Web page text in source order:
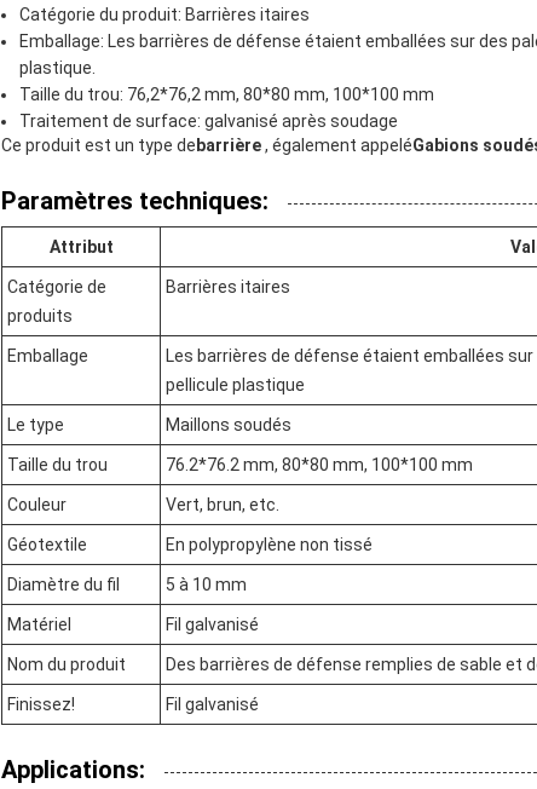
Catégorie du produit: Barrières itaires
Emballage: Les barrières de défense étaient emballées sur des
plastique.
Taille du trou: 76,2*76,2 mm, 80*80 mm, 100*100 mm
Traitement de surface: galvanisé après soudage
Ce produit est un type debarrière, également appeléGabions
Paramètres techniques:
Attribut
Catégorie de
produits
Barrières itaires
Emballage
Les barrières de défense étaient emballées
pellicule plastique
Le type Maillons soudés
Taille du trou 76.2*76.2 mm, 80*80 mm, 100*100 mm
Couleur Vert, brun, etc.
Géotextile En polypropylène non tissé
Diamètre du fil 5 à 10 mm
Matériel Fil galvanisé
Nom du produit Des barrières de défense remplies de sable et
Finissez! Fil galvanisé
Applications: